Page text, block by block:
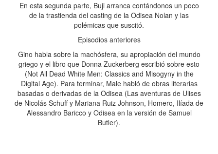
En esta segunda parte, Buji arranca contándonos un poco
de la trastienda del casting de la Odisea Nolan y las
polémicas que suscitó.
Episodios anteriores
Gino habla sobre la machósfera, su apropiación del mundo
griego y el libro que Donna Zuckerberg escribió sobre esto
(Not All Dead White Men: Classics and Misogyny in the
Digital Age). Para terminar, Male habló de obras literarias
basadas o derivadas de la Odisea (Las aventuras de Ulises
de Nicolás Schuff y Mariana Ruiz Johnson, Homero, Ilíada de
Alessandro Baricco y Odisea en la versión de Samuel
Butler).